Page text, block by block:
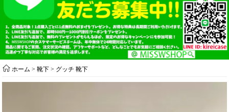
ホーム >靴下 > グッチ 靴下